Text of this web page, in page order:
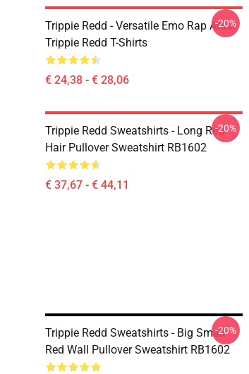
Trippie Redd - Versatile Emo Rap Artist
Trippie Redd T-Shirts
€ 24,38 - € 28,06
-20%
Trippie Redd Sweatshirts - Long Red
Hair Pullover Sweatshirt RB1602
€ 37,67 - € 44,11
-20%
Trippie Redd Sweatshirts - Big Small
Red Wall Pullover Sweatshirt RB1602
-20%